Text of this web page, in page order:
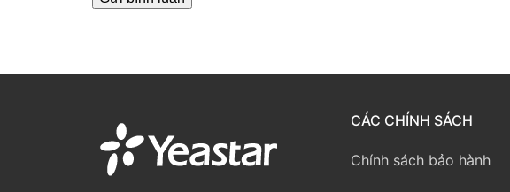
LIÊN HỆ
HƯỚNG DẪN
CÁC CHÍNH SÁCH
Chính sách bảo hành